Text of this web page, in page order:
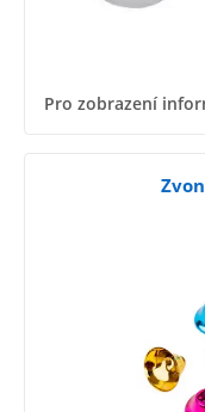
Pro zobrazení